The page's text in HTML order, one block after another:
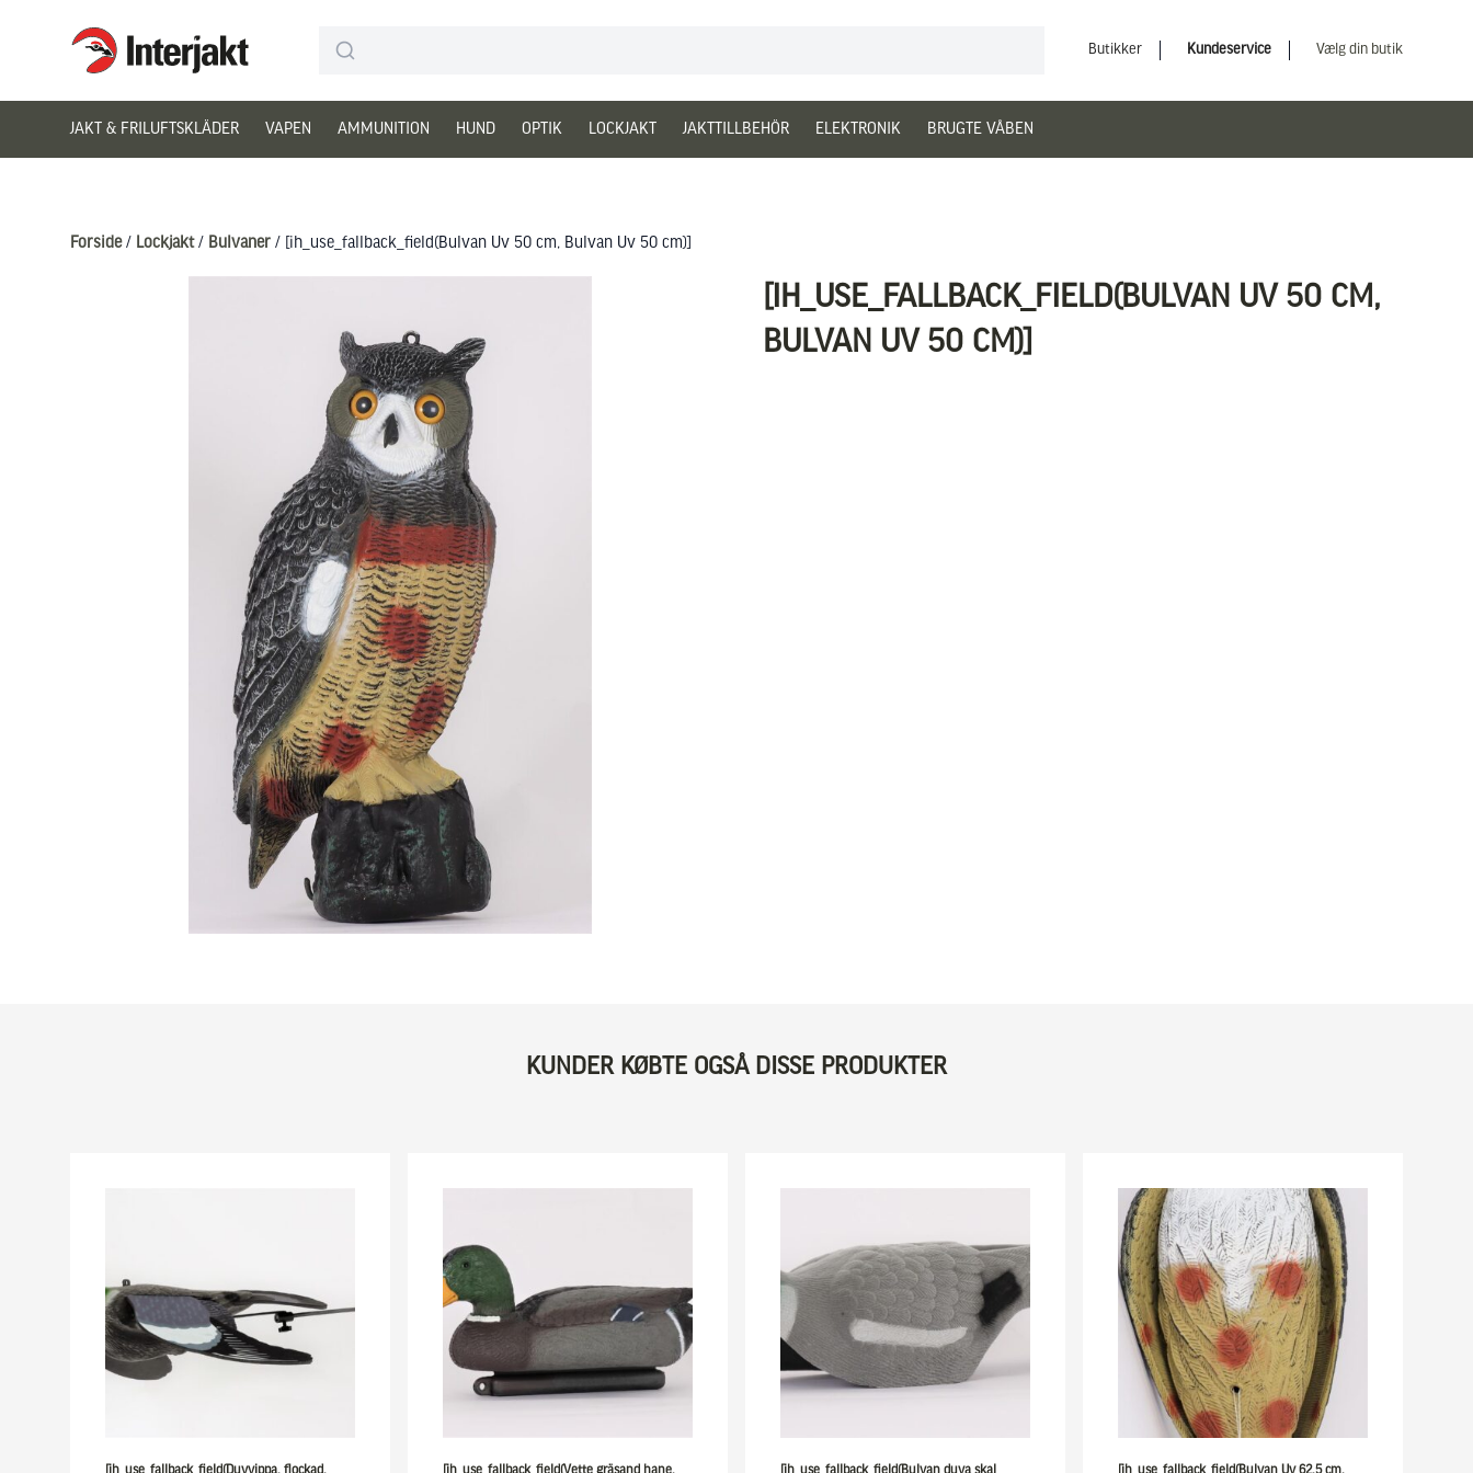
Interjakt DK
Butikker Kundeservice Vælg din butik
JAKT & FRILUFTSKLÄDER VAPEN AMMUNITION HUND OPTIK LOCKJAKT JAKTTILLBEHÖR ELEKTRONIK BRUGTE VÅBEN
Forside/ Lockjakt/ Bulvaner / [ih_use_fallback_field(Bulvan Uv 50 cm, Bulvan Uv 50 cm)]
[IH_USE_FALLBACK_FIELD(BULVAN UV 50 CM,
BULVAN UV 50 CM)]
KUNDER KØBTE OGSÅ DISSE PRODUKTER